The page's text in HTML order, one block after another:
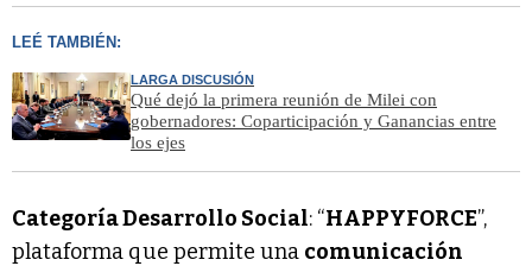
LEÉ TAMBIÉN:
LARGA DISCUSIÓN
Qué dejó la primera reunión de Milei con
gobernadores: Coparticipación y Ganancias entre
los ejes
Categoría Desarrollo Social: “HAPPYFORCE”,
plataforma que permite una comunicación